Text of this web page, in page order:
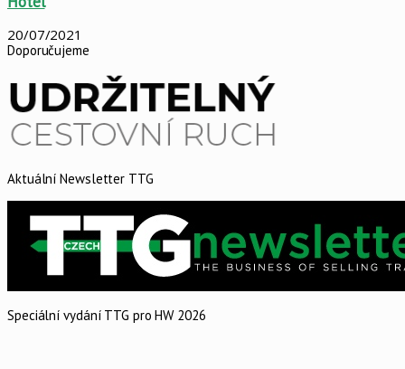
20/07/2021
Doporučujeme
Aktuální Newsletter TTG
Speciální vydání TTG pro HW 2026